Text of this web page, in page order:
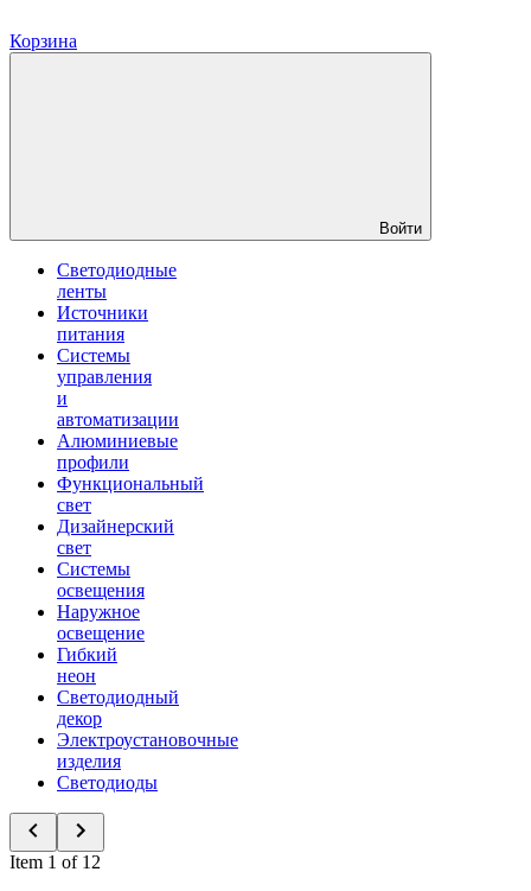
Корзина
Войти
Светодиодные
ленты
Источники
питания
Системы
управления
и
автоматизации
Алюминиевые
профили
Функциональный
свет
Дизайнерский
свет
Системы
освещения
Наружное
освещение
Гибкий
неон
Светодиодный
декор
Электроустановочные
изделия
Светодиоды
Item 1 of 12